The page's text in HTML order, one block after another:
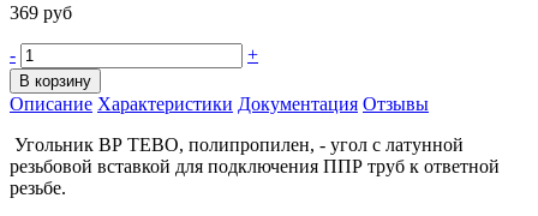
369 руб
- +
В корзину
Описание Характеристики Документация Отзывы
Угольник ВР TEBO, полипропилен, - угол с латунной
резьбовой вставкой для подключения ППР труб к ответной
резьбе.